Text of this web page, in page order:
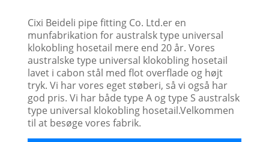
Cixi Beideli pipe fitting Co. Ltd.er en
munfabrikation for australsk type universal
klokobling hosetail mere end 20 år. Vores
australske type universal klokobling hosetail
lavet i cabon stål med flot overflade og højt
tryk. Vi har vores eget støberi, så vi også har
god pris. Vi har både type A og type S australsk
type universal klokobling hosetail.Velkommen
til at besøge vores fabrik.